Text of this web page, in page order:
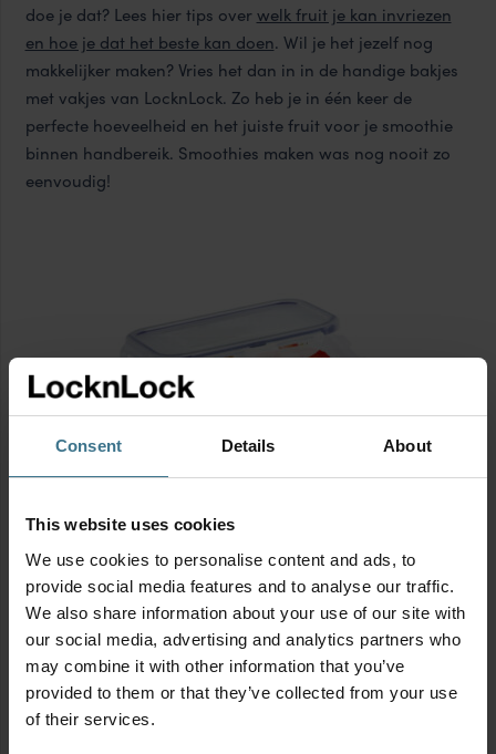
Consent Details About
This website uses cookies
We use cookies to personalise content and ads, to
provide social media features and to analyse our traffic.
We also share information about your use of our site with
our social media, advertising and analytics partners who
may combine it with other information that you’ve
provided to them or that they’ve collected from your use
of their services.
doe je dat? Lees hier tips overwelk fruit je kan invriezen
en hoe je dat het beste kan doen. Wil je het jezelf nog
makkelijker maken? Vries het dan in in de handige bakjes
met vakjes van LocknLock. Zo heb je in één keer de
perfecte hoeveelheid en het juiste fruit voor je smoothie
binnen handbereik. Smoothies maken was nog nooit zo
eenvoudig!
Vershouddoos 460 ml met vakjes
€ 4.95
Toevoegen aan winkelwagen